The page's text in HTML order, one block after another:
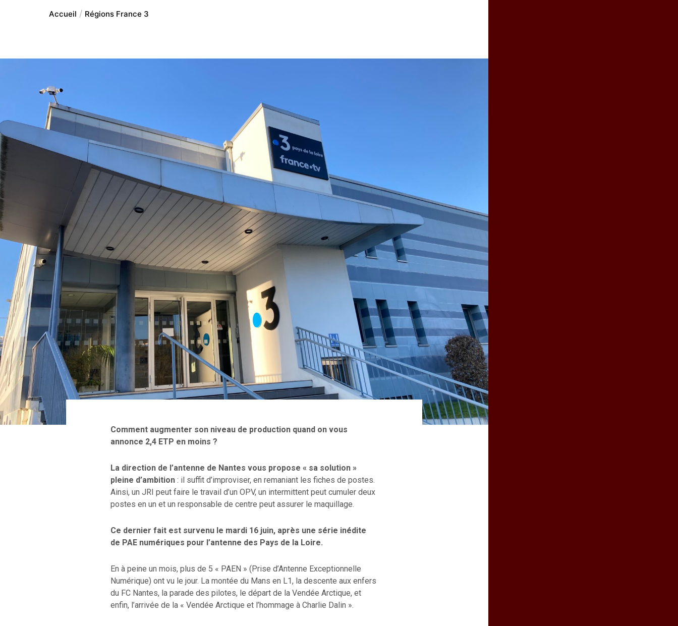
Accueil Régions France 3
Comment augmenter son niveau de production quand on vous
annonce 2,4 ETP en moins ?
La direction de l’antenne de Nantes vous propose « sa solution »
pleine d’ambition : il suffit d’improviser, en remaniant les fiches de postes.
Ainsi, un JRI peut faire le travail d’un OPV, un intermittent peut cumuler deux
postes en un et un responsable de centre peut assurer le maquillage.
Ce dernier fait est survenu le mardi 16 juin, après une série inédite
de PAE numériques pour l’antenne des Pays de la Loire.
En à peine un mois, plus de 5 « PAEN » (Prise d’Antenne Exceptionnelle
Numérique) ont vu le jour. La montée du Mans en L1, la descente aux enfers
du FC Nantes, la parade des pilotes, le départ de la Vendée Arctique, et
enfin, l’arrivée de la « Vendée Arctique et l’hommage à Charlie Dalin ».